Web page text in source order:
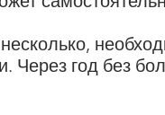
Через год без